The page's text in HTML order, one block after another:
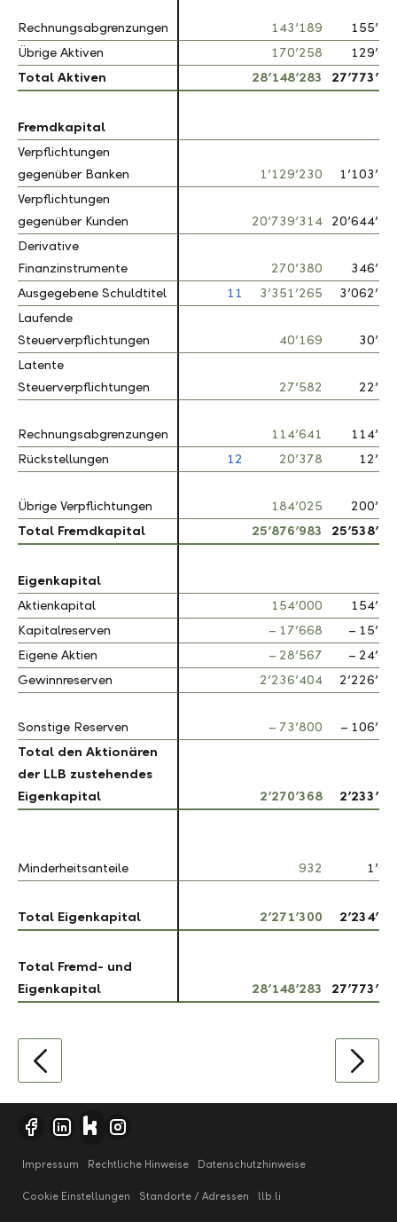
Rechnungsabgrenzungen 143’189
Übrige Aktiven
170’258
Total Aktiven
28’148’283
Fremdkapital
Verpflichtungen
gegenüber Banken
1’129’230
Verpflichtungen
gegenüber Kunden
20’739’314
Derivative
Finanzinstrumente
270’380
Ausgegebene Schuldtitel
11 3’351’265
Laufende
Steuerverpflichtungen
40’169
Latente
Steuerverpflichtungen
27’582
Rechnungsabgrenzungen 114’641
Rückstellungen
12 20’378
Übrige Verpflichtungen 184’025
Total Fremdkapital
25’876’983
Eigenkapital
Aktienkapital
154’000
Kapitalreserven
– 17’668
–
Eigene Aktien
– 28’567
–
Gewinnreserven
2’236’404
Sonstige Reserven – 73’800
–
Total den Aktionären
der LLB zustehendes
Eigenkapital
2’270’368
Minderheitsanteile 932
Total Eigenkapital 2’271’300
Total Fremd- und
Eigenkapital
28’148’283
Rechnungsabgrenzungen
Übrige Aktiven
Total Aktiven
Fremdkapital
Verpflichtungen
gegenüber Banken
Verpflichtungen
gegenüber Kunden
Derivative
Finanzinstrumente
Ausgegebene Schuldtitel
Laufende
Steuerverpflichtungen
Latente
Steuerverpflichtungen
Rechnungsabgrenzungen
Rückstellungen
Übrige Verpflichtungen
Total Fremdkapital
Eigenkapital
Aktienkapital
Kapitalreserven
Eigene Aktien
Gewinnreserven
Sonstige Reserven
Total den Aktionären
der LLB zustehendes
Eigenkapital
Minderheitsanteile
Total Eigenkapital
Total Fremd- und
Eigenkapital
Impressum Rechtliche Hinweise Datenschutzhinweise
Cookie Einstellungen Standorte / Adressen llb.li